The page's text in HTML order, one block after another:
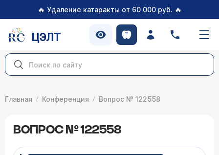
🔥 Удаление катаракты от 60 000 руб. 🔥
ЦЭЛТ
Главная Конференция Вопрос № 122558
ВОПРОС № 122558